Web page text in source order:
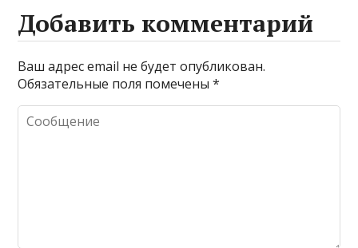
Добавить комментарий
Ваш адрес email не будет опубликован.
Обязательные поля помечены*